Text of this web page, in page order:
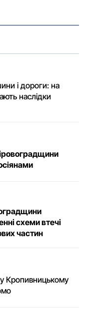
і дороги: на
наслідки
схеми втечі
частин
у Кропивницькому